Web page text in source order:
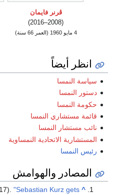
ڤرنر فايمان
(2008–2016)
4 مايو 1960 (العمر 66 سنة)
انظر أيضاً
سياسة النمسا
دستور النمسا
حكومة النمسا
قائمة مستشاري النمسا
نائب مستشار النمسا
المستشارية الاتحادية النمساوية
رئيس النمسا
المصادر والهوامش
^
"Sebastian Kurz gets